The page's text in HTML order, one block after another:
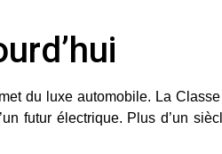
du luxe automobile. La
futur électrique. Plus d’un